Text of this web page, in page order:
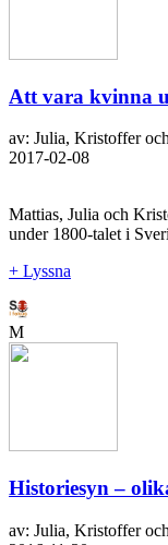
Att vara kvinna
av: Julia, Kristoffer
2017-02-08
Mattias, Julia och
under 1800-talet i
+ Lyssna
M
Historiesyn –
av: Julia, Kristoffer